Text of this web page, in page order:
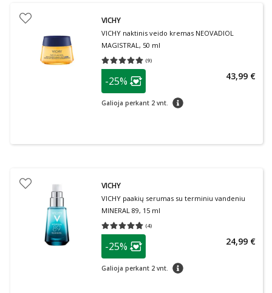
VICHY
VICHY naktinis veido kremas NEOVADIOL
MAGISTRAL, 50 ml
(9)
Vidutinis įvertinimas 5.00
patarimas
Lojalumo klubo narių nuolaida
-25%
Galioja perkant 2 vnt. patarimas
43,99 €
VICHY
VICHY paakių serumas su terminiu vandeniu
MINERAL 89, 15 ml
(4)
Vidutinis įvertinimas 4.75
patarimas
Lojalumo klubo narių nuolaida
-25%
Galioja perkant 2 vnt. patarimas
24,99 €